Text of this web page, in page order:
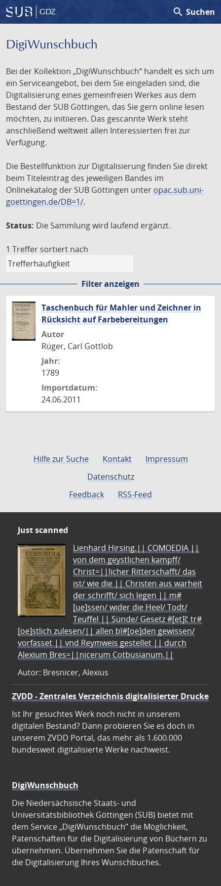
GDZ search Suchen
DigiWunschbuch
Bei der Kollektion „DigiWunschbuch“ handelt es sich um
ein Serviceangebot, bei dem Sie eingeladen sind, die
Digitalisierung eines gemeinfreien Werkes aus dem
Bestand der SUB Göttingen, das Sie gern online lesen
möchten, zu initiieren. Das gescannte Werk steht
anschließend weltweit allen Interessierten frei zur
Verfügung.
Die Bestellfunktion zur Digitalisierung finden Sie direkt
beim Titeleintrag des jeweiligen Bandes im
Onlinekatalog der SUB Göttingen unter opac.sub.uni-
goettingen.de/DB=1/.
Status: Die Sammlung wird laufend ergänzt.
1 Treffer sortiert nach
Filter anzeigen
Taschenbuch für Mahler und Zeichner in
Rücksicht auf Farbebereitungen
Autor
Rüger, Carl Gottlob
Jahr:
1789
Importdatum:
24.06.2011
Hilfe zur Suche Kontakt
Impressum
Datenschutz
Feedback
RSS-Feed
Just scanned
Lienhard Hirsing.|| COMOEDIA ||
von dem geystlichen kampff/
Christ=||licher Ritterschafft/ das
ist/ wie die || Christen aus warheit
der schrifft/ sich legen || m#
[ue]ssen/ wider die Heel/ Todt/
Teuffel || Sünde/ Gesetz #[et]c̃ tr#
[oe]stlich zulesen/|| allen bl#[oe]den gewissen/
vorfasset || vnd Reymweis gestellet || durch
Alexium Bres=||nicerum Cotbusianum.||
Autor: Bresnicer, Alexius
ZVDD - Zentrales Verzeichnis digitalisierter Drucke
Ist Ihr gesuchtes Werk noch nicht in unserem
digitalen Bestand? Dann probieren Sie es doch in
unserem ZVDD Portal, das mehr als 1.600.000
bundesweit digitalisierte Werke nachweist.
DigiWunschbuch
Die Niedersächsische Staats- und
Universitätsbibliothek Göttingen (SUB) bietet mit
dem Service „DigiWunschbuch” die Möglichkeit,
Patenschaften für die Digitalisierung von Büchern zu
übernehmen. Übernehmen Sie die Patenschaft für
die Digitalisierung Ihres Wunschbuches.